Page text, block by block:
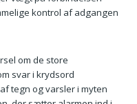
kontrol af adgangen
om de store
svar i krydsord
tegn og varsler i myten